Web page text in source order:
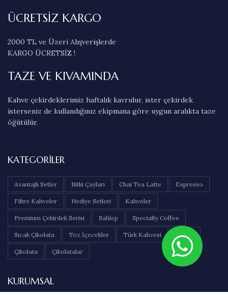
ÜCRETSİZ KARGO
2000 TL ve Üzeri Alışverişlerde
KARGO ÜCRETSİZ !
TAZE VE KIVAMINDA
Kahve çekirdeklerimiz haftalık kavrulur, ister çekirdek
isterseniz de kullandığınız ekipmana göre uygun aralıkta taze
öğütülür.
KATEGORILER
Avantajlı Setler Bitki Çayları Chai Tea Latte Espresso
Filtre Kahveler Hediye Setleri Kahveler
Premium Çekirdek Serisi Sahlep Specialty Coffee
Sıcak Çikolata Toz İçecekler Türk Kahvesi Çaylar
Çikolata Çikolatalar
KURUMSAL